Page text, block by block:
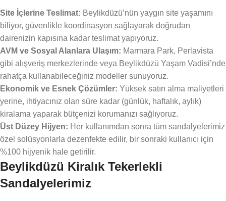
Site İçlerine Teslimat: Beylikdüzü’nün yaygın site yaşamını
biliyor, güvenlikle koordinasyon sağlayarak doğrudan
dairenizin kapısına kadar teslimat yapıyoruz.
AVM ve Sosyal Alanlara Ulaşım: Marmara Park, Perlavista
gibi alışveriş merkezlerinde veya Beylikdüzü Yaşam Vadisi’nde
rahatça kullanabileceğiniz modeller sunuyoruz.
Ekonomik ve Esnek Çözümler: Yüksek satın alma maliyetleri
yerine, ihtiyacınız olan süre kadar (günlük, haftalık, aylık)
kiralama yaparak bütçenizi korumanızı sağlıyoruz.
Üst Düzey Hijyen: Her kullanımdan sonra tüm sandalyelerimiz
özel solüsyonlarla dezenfekte edilir, bir sonraki kullanıcı için
%100 hijyenik hale getirilir.
Beylikdüzü Kiralık Tekerlekli
Sandalyelerimiz